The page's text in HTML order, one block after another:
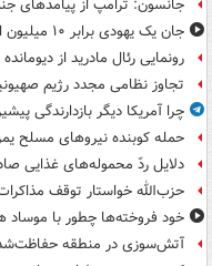
جانسون: ترامپ از پیامدهای
جان یک یهودی برابر ۱۰ میلیون انسان؟
رونمایی رئال مادرید از دیومانده
تجاوز نظامی مجدد رژیم
چرا آمریکا دیگر بازدارندگی
حمله کوبنده نیروهای مسلح
دلایل ردّ محموله‌های غذایی
حزب‌الله خواستار توقف
خود فروخته‌ها چطور با موساد
آتش‌سوزی در منطقه